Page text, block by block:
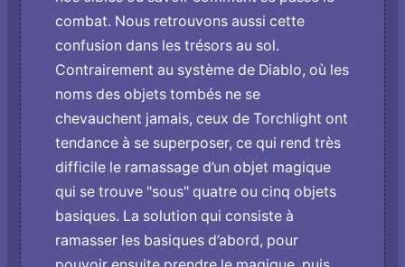
combat. Nous retrouvons aussi cette
confusion dans les trésors au sol.
Contrairement au système de Diablo, où les
noms des objets tombés ne se
chevauchent jamais, ceux de Torchlight ont
tendance à se superposer, ce qui rend très
difficile le ramassage d’un objet magique
qui se trouve "sous" quatre ou cinq objets
basiques. La solution qui consiste à
ramasser les basiques d’abord, pour